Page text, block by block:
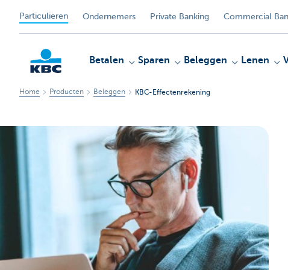
Particulieren Ondernemers Private Banking Commercial
KBC
Betalen Sparen Beleggen Lenen
Home Producten Beleggen KBC-Effectenrekening